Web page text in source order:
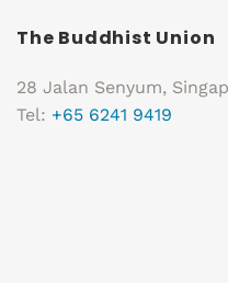
The Buddhist Union
28 Jalan Senyum,
Tel: +65 6241 9419